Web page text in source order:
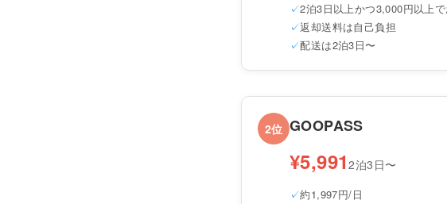
2泊3日以上かつ3,000円以上
返却送料は自己負担
配送は2泊3日〜
2位 GOOPASS
¥5,9912泊3日〜
約1,997円/日